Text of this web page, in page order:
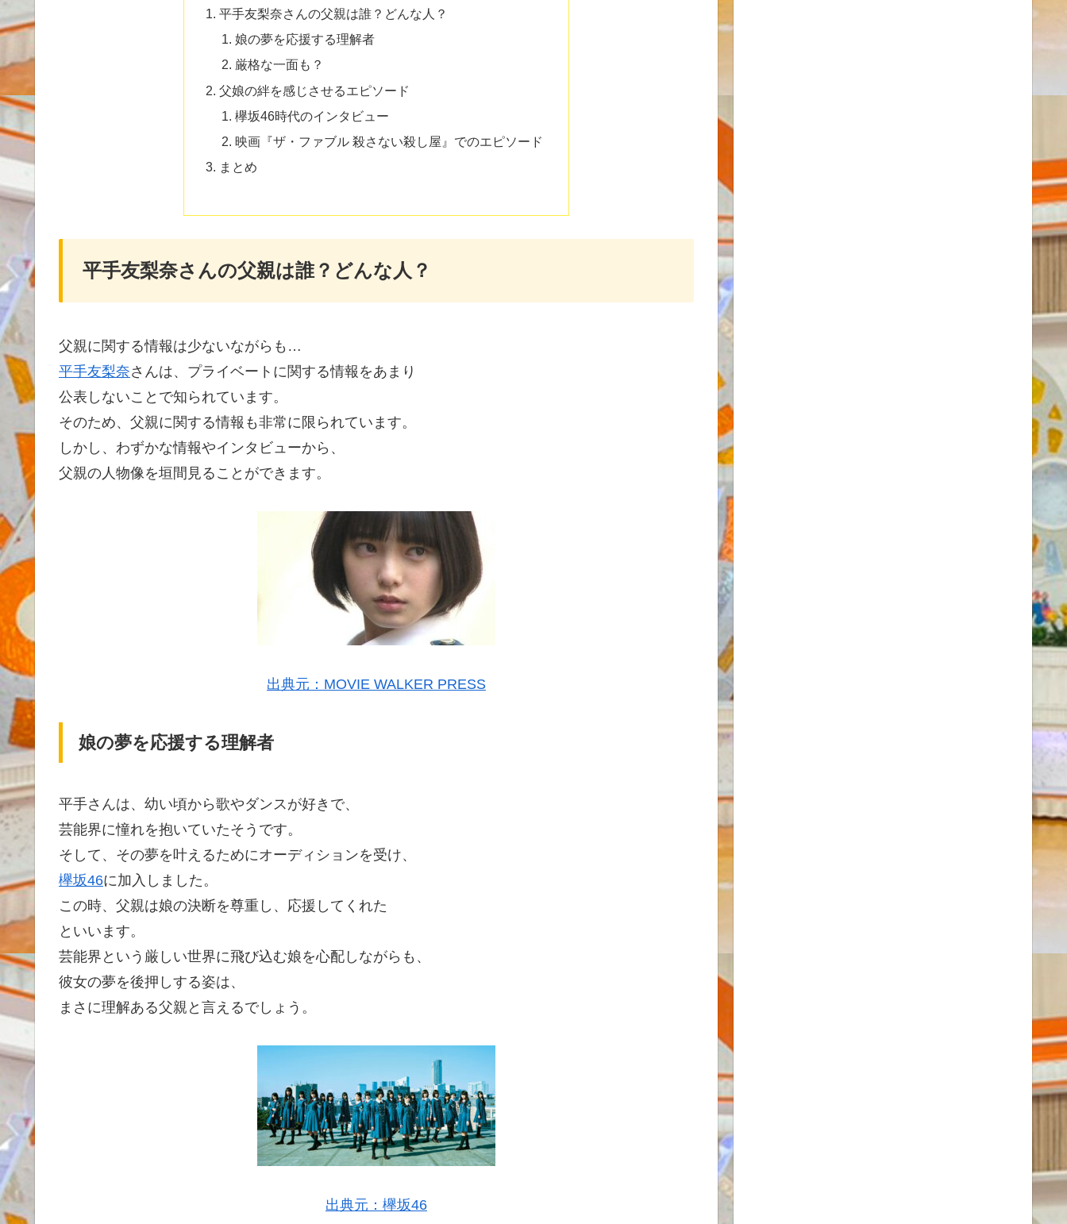
平手友梨奈さんの父親は誰？どんな人？
娘の夢を応援する理解者
厳格な一面も？
父娘の絆を感じさせるエピソード
欅坂46時代のインタビュー
映画『ザ・ファブル 殺さない殺し屋』でのエピソード
まとめ
平手友梨奈さんの父親は誰？どんな人？
父親に関する情報は少ないながらも…
平手友梨奈さんは、プライベートに関する情報をあまり
公表しないことで知られています。
そのため、父親に関する情報も非常に限られています。
しかし、わずかな情報やインタビューから、
父親の人物像を垣間見ることができます。
出典元：MOVIE WALKER PRESS
娘の夢を応援する理解者
平手さんは、幼い頃から歌やダンスが好きで、
芸能界に憧れを抱いていたそうです。
そして、その夢を叶えるためにオーディションを受け、
欅坂46に加入しました。
この時、父親は娘の決断を尊重し、応援してくれた
といいます。
芸能界という厳しい世界に飛び込む娘を心配しながらも、
彼女の夢を後押しする姿は、
まさに理解ある父親と言えるでしょう。
出典元：欅坂46